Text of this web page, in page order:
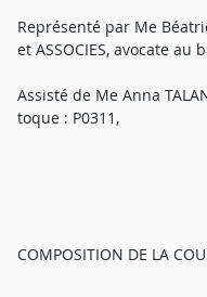
Représenté par Me
et ASSOCIES, avocate au
Assisté de Me Anna
toque : P0311,
COMPOSITION DE LA